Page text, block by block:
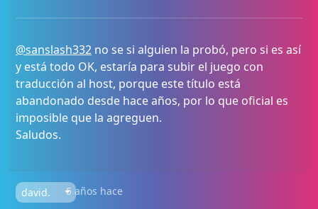
@sanslash332 no se si alguien la probó, pero si es así
y está todo OK, estaría para subir el juego con
traducción al host, porque este título está
abandonado desde hace años, por lo que oficial es
imposible que la agreguen.
Saludos.
david.
5 años hace